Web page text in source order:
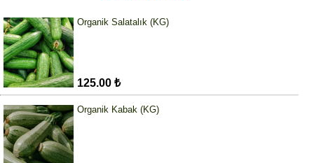
Organik Salatalık (KG)
125.00 ₺
Organik Kabak (KG)